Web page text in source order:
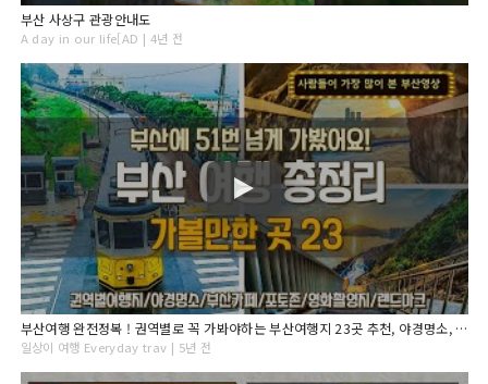
부산 사상구 관광안내도
A day in our life[AD | 4년 전
부산여행 완전정복 ! 권역별로 꼭 가봐야하는 부산여행지 23곳 추천, 야경명소, 부산카페, 부산포토존, 부산숙소추천, 여행지 가는법과 꿀팁! Busan Travel
일상이 여행 Everyday trav | 5년 전